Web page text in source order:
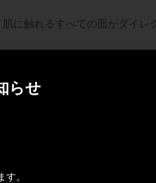
に触れるすべての面がダイレ
、照射面には業務用機同様の放
ップしました。
、肌を冷やす面積が増え、照
叶う専用フィルターを搭載
らせ
。